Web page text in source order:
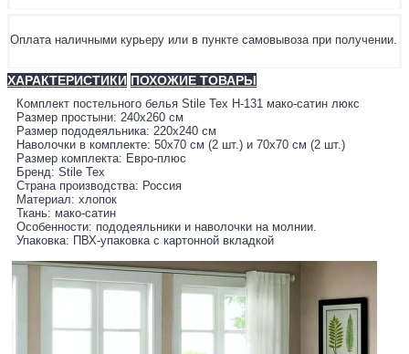
Оплата наличными курьеру или в пункте самовывоза при получении.
ХАРАКТЕРИСТИКИ ПОХОЖИЕ ТОВАРЫ
Комплект постельного белья Stile Tex H-131 мако-сатин люкс
Размер простыни: 240х260 см
Размер пододеяльника: 220х240 см
Наволочки в комплекте: 50х70 см (2 шт.) и 70х70 см (2 шт.)
Размер комплекта: Евро-плюс
Бренд: Stile Tex
Страна производства: Россия
Материал: хлопок
Ткань: мако-сатин
Особенности: пододеяльники и наволочки на молнии.
Упаковка: ПВХ-упаковка с картонной вкладкой